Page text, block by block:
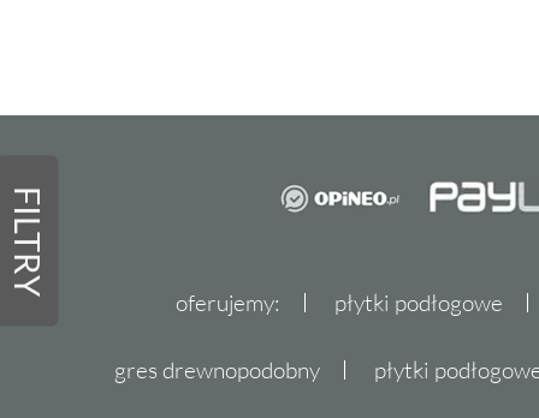
FILTRY
oferujemy: płytki podłogowe
gres drewnopodobny płytki